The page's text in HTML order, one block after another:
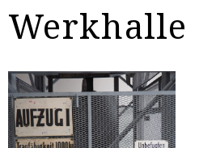
Werkhalle